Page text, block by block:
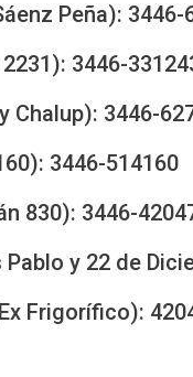
Peña): 3446-
3446-
Chalup): 3446-
3446-514160
830): 3446-
y 22 de
Frigorífico):